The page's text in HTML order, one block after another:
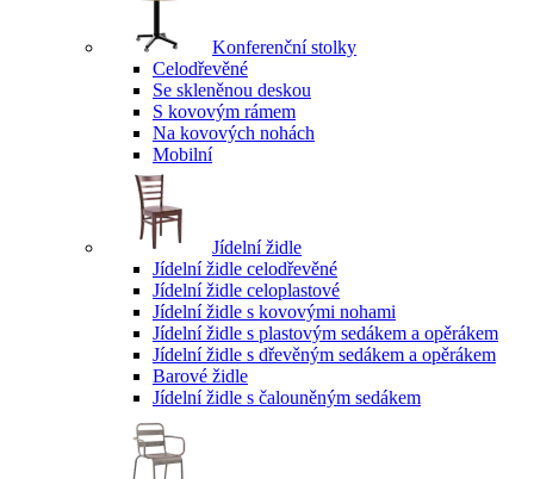
Konferenční stolky
Celodřevěné
Se skleněnou deskou
S kovovým rámem
Na kovových nohách
Mobilní
Jídelní židle
Jídelní židle celodřevěné
Jídelní židle celoplastové
Jídelní židle s kovovými nohami
Jídelní židle s plastovým sedákem a opěrákem
Jídelní židle s dřevěným sedákem a opěrákem
Barové židle
Jídelní židle s čalouněným sedákem